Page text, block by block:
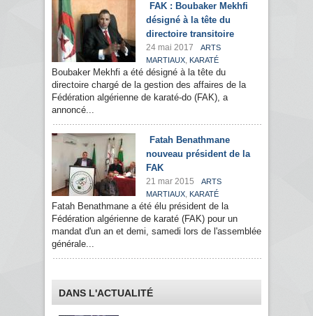
FAK : Boubaker Mekhfi
désigné à la tête du
directoire transitoire
24 mai 2017
ARTS
MARTIAUX, KARATÉ
Boubaker Mekhfi a été désigné à la tête du
directoire chargé de la gestion des affaires de la
Fédération algérienne de karaté-do (FAK), a
annoncé...
Fatah Benathmane
nouveau président de la
FAK
21 mar 2015
ARTS
MARTIAUX, KARATÉ
Fatah Benathmane a été élu président de la
Fédération algérienne de karaté (FAK) pour un
mandat d'un an et demi, samedi lors de l'assemblée
générale...
DANS L'ACTUALITÉ